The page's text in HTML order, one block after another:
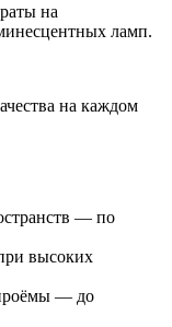
на
ламп.
на каждом
— по
высоких
— до